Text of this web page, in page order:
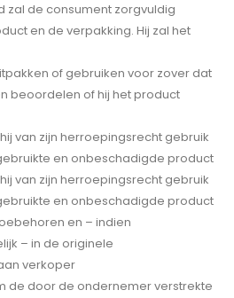
zal de consument zorgvuldig
en de verpakking. Hij zal het
of gebruiken voor zover dat
beoordelen of hij het product
van zijn herroepingsrecht gebruik
en onbeschadigde product
van zijn herroepingsrecht gebruik
en onbeschadigde product
en – indien
– in de originele
verkoper
de door de ondernemer verstrekte